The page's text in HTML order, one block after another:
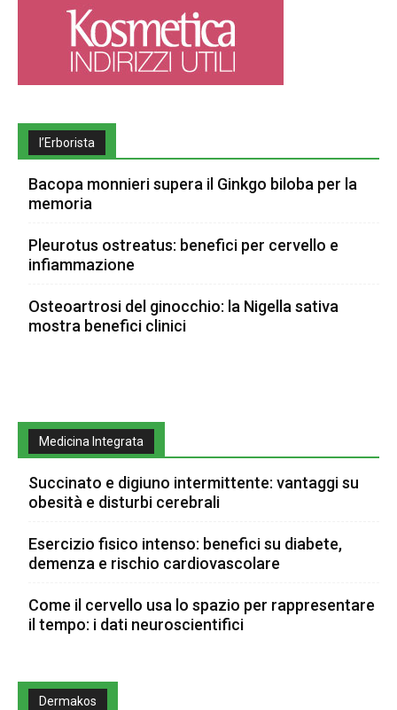
l’Erborista
Bacopa monnieri supera il Ginkgo biloba per la
memoria
Pleurotus ostreatus: benefici per cervello e
infiammazione
Osteoartrosi del ginocchio: la Nigella sativa
mostra benefici clinici
Medicina Integrata
Succinato e digiuno intermittente: vantaggi su
obesità e disturbi cerebrali
Esercizio fisico intenso: benefici su diabete,
demenza e rischio cardiovascolare
Come il cervello usa lo spazio per rappresentare
il tempo: i dati neuroscientifici
Dermakos